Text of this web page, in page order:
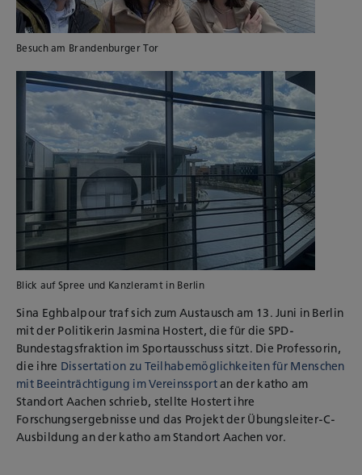
Besuch am Brandenburger Tor
Blick auf Spree und Kanzleramt in Berlin
Sina Eghbalpour traf sich zum Austausch am 13. Juni in Berlin
mit der Politikerin Jasmina Hostert, die für die SPD-
Bundestagsfraktion im Sportausschuss sitzt. Die Professorin,
die ihre Dissertation zu Teilhabemöglichkeiten für Menschen
mit Beeinträchtigung im Vereinssportan der katho am
Standort Aachen schrieb, stellte Hostert ihre
Forschungsergebnisse und das Projekt der Übungsleiter-C-
Ausbildung an der katho am Standort Aachen vor.